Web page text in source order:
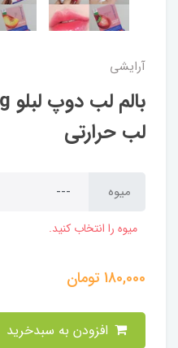
آرایشی
لب حرارتی
میوه
میوه را انتخاب کنید.
180,000تومان